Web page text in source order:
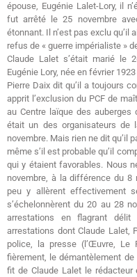
épouse, Eugénie Lalet-Lory, il
fut arrêté le 25 novembre
étonnant. Il n’est pas exclu qu’il
refus de « guerre impérialiste »
Claude Lalet s’était marié le
Eugénie Lory, née en février
Pierre Daix dit qu’il a toujours
apprit l’exclusion du PCF de
au Centre laïque des
était un des organisateurs de
novembre. Mais rien ne dit qu’il
même s’il est probable qu’il
qui y étaient favorables. Nous
novembre, à la différence du 8
peu y allèrent effectivement
s’échelonnèrent du 20 au 28
arrestations en flagrant
arrestations dont Claude Lalet,
police, la presse (l’Œuvre, Le
fièrement, le démantèlement
fit de Claude Lalet le